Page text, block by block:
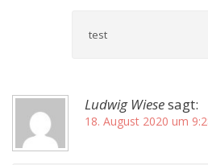
test
Ludwig Wiesesagt:
18. August 2020 um